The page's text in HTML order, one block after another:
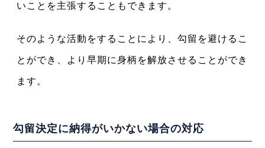
いことを主張することもできます。
そのような活動をすることにより、勾留を避けるこ
とができ、より早期に身柄を解放させることができ
ます。
勾留決定に納得がいかない場合の対応